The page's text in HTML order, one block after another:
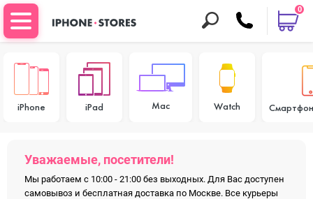
0
iPhone iPad Mac Watch
Уважаемые, посетители!
Мы работаем с 10:00 - 21:00 без выходных. Для Вас доступен
самовывоз и бесплатная доставка по Москве. Все курьеры